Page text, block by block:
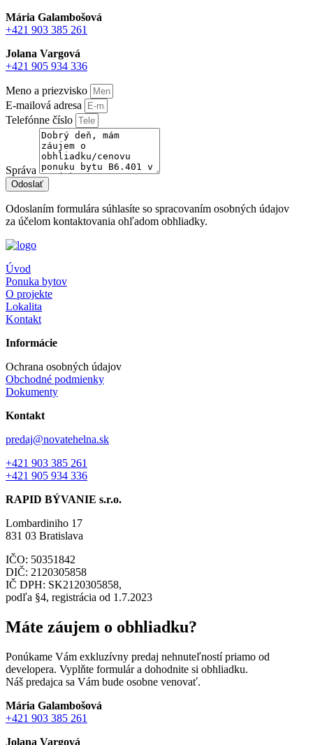
Mária Galambošová
+421 903 385 261
Jolana Vargová
+421 905 934 336
Meno a priezvisko
E-mailová adresa
Telefónne číslo
Správa
Odoslať
Odoslaním formulára súhlasíte so spracovaním osobných údajov
za účelom kontaktovania ohľadom obhliadky.
Úvod
Ponuka bytov
O projekte
Lokalita
Kontakt
Informácie
Ochrana osobných údajov
Obchodné podmienky
Dokumenty
Kontakt
predaj@novatehelna.sk
+421 903 385 261
+421 905 934 336
RAPID BÝVANIE s.r.o.
Lombardiniho 17
831 03 Bratislava
IČO: 50351842
DIČ: 2120305858
IČ DPH: SK2120305858,
podľa §4, registrácia od 1.7.2023
Máte záujem o obhliadku?
Ponúkame Vám exkluzívny predaj nehnuteľností priamo od
developera. Vyplňte formulár a dohodnite si obhliadku.
Náš predajca sa Vám bude osobne venovať.
Mária Galambošová
+421 903 385 261
Jolana Vargová